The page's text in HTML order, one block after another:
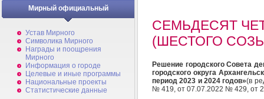
Мирный официальный
Устав Мирного
Символика Мирного
Награды и поощрения
Мирного
Информация о городе
Целевые и иные программы
Национальные проекты
Статистические данные
СЕМЬДЕСЯТ
(ШЕСТОГО
Решение городского Совета
городского округа
период 2023 и 2024 годов»(в
№ 419, от 07.07.2022 № 429 , от